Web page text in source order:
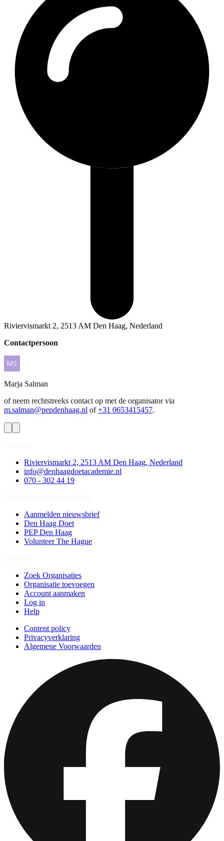
Riviervismarkt 2, 2513 AM Den Haag, Nederland
Contactpersoon
Marja Salman
of neem rechtstreeks contact op met de organisator via
m.salman@pepdenhaag.nl of +31 0653415457.
Riviervismarkt 2, 2513 AM Den Haag, Nederland
info@denhaagdoetacademie.nl
070 - 302 44 19
Aanmelden nieuwsbrief
Den Haag Doet
PEP Den Haag
Volunteer The Hague
Zoek Organisaties
Organisatie toevoegen
Account aanmaken
Log in
Help
Content policy
Privacyverklaring
Algemene Voorwaarden